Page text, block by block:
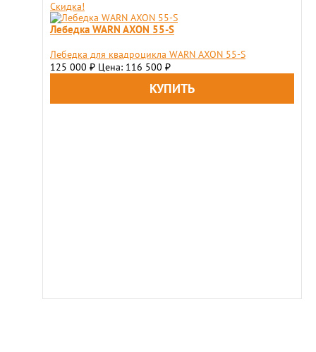
Скидка!
Лебедка WARN AXON 55-S
Лебедка для квадроцикла WARN AXON 55-S
125 000 ₽ Цена: 116 500 ₽